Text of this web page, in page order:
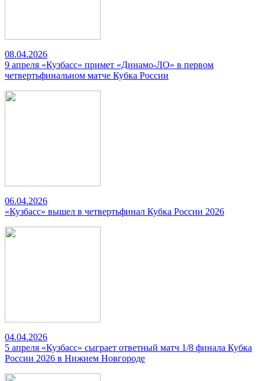
08.04.2026
9 апреля «Кузбасс» примет «Динамо-ЛО» в первом
четвертьфинальном матче Кубка России
06.04.2026
«Кузбасс» вышел в четвертьфинал Кубка России 2026
04.04.2026
5 апреля «Кузбасс» сыграет ответный матч 1/8 финала Кубка
России 2026 в Нижнем Новгороде